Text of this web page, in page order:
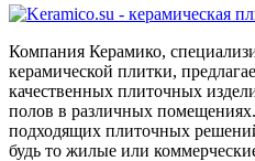
Компания Керамико,
керамической плитки,
качественных плиточных
полов в различных
подходящих плиточных
будь то жилые или